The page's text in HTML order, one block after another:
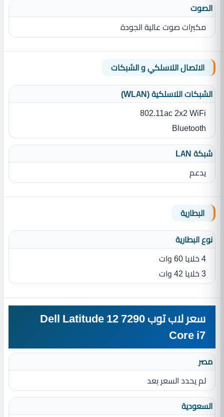
الصوت
مكبرات صوت عالية الجودة
الاتصال اللاسلكي و الشبكات
الشبكات اللاسلكية (WLAN)
802.11ac 2x2 WiFi
Bluetooth
شبكة LAN
يدعم
البطارية
نوع البطارية‏
4 خلايا 60 وات
3 خلايا 42 وات
سعر لاب توب Dell Latitude 12 7290
Core i7
مصر
لم يحدد السعر بعد
السعودية